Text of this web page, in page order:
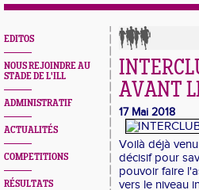
EDITOS
NOUS REJOINDRE AU
STADE DE L'ILL
ADMINISTRATIF
ACTUALITÉS
COMPETITIONS
RÉSULTATS
AVANT
17 Mai 2018
Voilà déjà
décisif pour
pouvoir faire
vers le niveau